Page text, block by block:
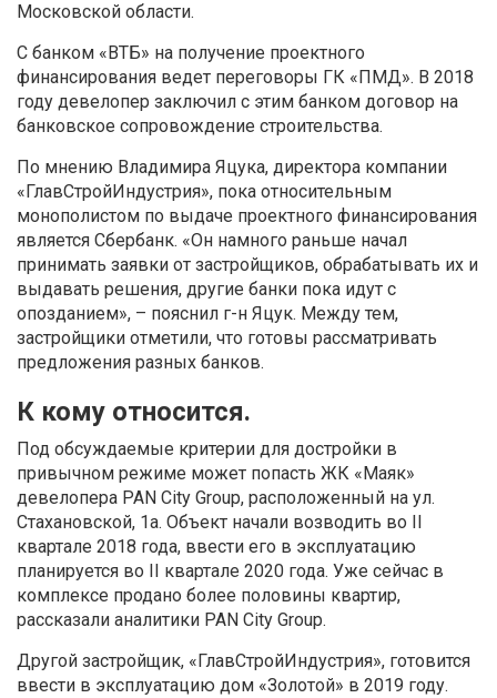
Московской области.
С банком «ВТБ» на получение проектного
финансирования ведет переговоры ГК «ПМД». В 2018
году девелопер заключил с этим банком договор на
банковское сопровождение строительства.
По мнению Владимира Яцука, директора компании
«ГлавСтройИндустрия», пока относительным
монополистом по выдаче проектного финансирования
является Сбербанк. «Он намного раньше начал
принимать заявки от застройщиков, обрабатывать их и
выдавать решения, другие банки пока идут с
опозданием», – пояснил г-н Яцук. Между тем,
застройщики отметили, что готовы рассматривать
предложения разных банков.
К кому относится.
Под обсуждаемые критерии для достройки в
привычном режиме может попасть ЖК «Маяк»
девелопера PAN City Group, расположенный на ул.
Стахановской, 1а. Объект начали возводить во II
квартале 2018 года, ввести его в эксплуатацию
планируется во II квартале 2020 года. Уже сейчас в
комплексе продано более половины квартир,
рассказали аналитики PAN City Group.
Другой застройщик, «ГлавСтройИндустрия», готовится
ввести в эксплуатацию дом «Золотой» в 2019 году.